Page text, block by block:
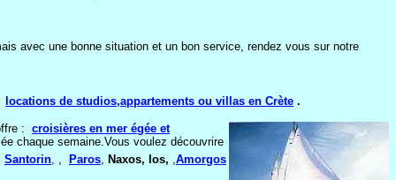
avec une bonne situation et un bon service, rendez vous sur notre
locations de studios,appartements ou villas en Crète .
: croisières en mer égée et
chaque semaine.Vous voulez découvrire
Santorin, , Paros, Naxos, Ios, ,Amorgos